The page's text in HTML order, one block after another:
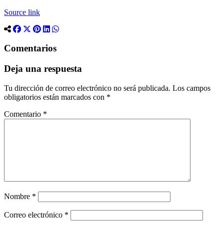
Source link
Comentarios
Deja una respuesta
Tu dirección de correo electrónico no será publicada. Los campos
obligatorios están marcados con *
Comentario *
Nombre *
Correo electrónico *